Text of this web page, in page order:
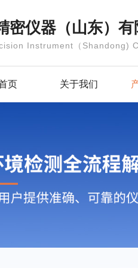
密仪器（山东）
Instrument（Shandong)
页 关于我们